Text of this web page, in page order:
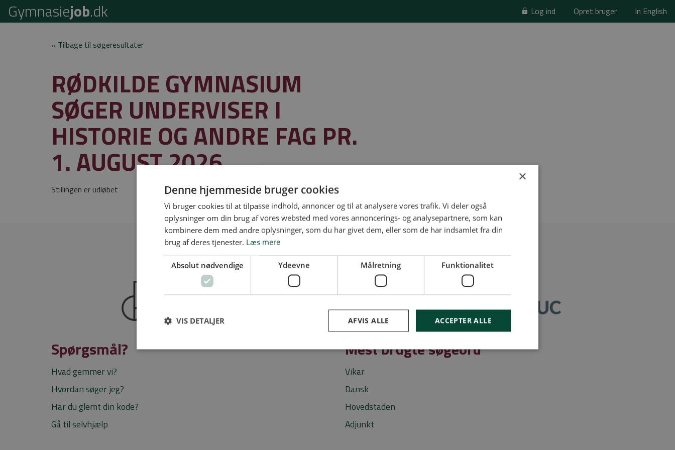
Gymnasiejob.dk Log ind Opret bruger In English
« Tilbage til søgeresultater
RØDKILDE GYMNASIUM
SØGER UNDERVISER I
HISTORIE OG ANDRE FAG PR.
1. AUGUST 2026
Stillingen er udløbet
Gymnasiejob leveret af
Spørgsmål?
Hvad gemmer vi?
Hvordan søger jeg?
Har du glemt din kode?
Gå til selvhjælp
Mest brugte søgeord
Vikar
Dansk
Hovedstaden
Adjunkt
×
Denne hjemmeside bruger cookies
Vi bruger cookies til at tilpasse indhold, annoncer og til at analysere vores trafik. Vi deler også
oplysninger om din brug af vores websted med vores annoncerings- og analysepartnere, som kan
kombinere dem med andre oplysninger, som du har givet dem, eller som de har indsamlet fra din
brug af deres tjenester. Læs mere
Absolut nødvendige Ydeevne Målretning Funktionalitet
ACCEPTER ALLE
AFVIS ALLE
VIS DETALJER